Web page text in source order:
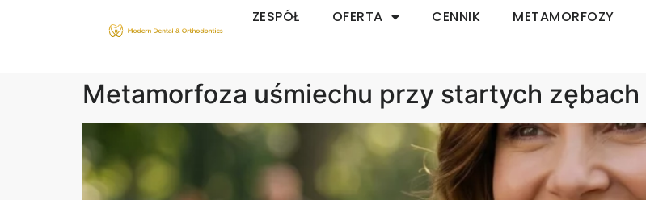
ZESPÓŁ OFERTA CENNIK METAMORFOZY
Metamorfoza uśmiechu przy startych